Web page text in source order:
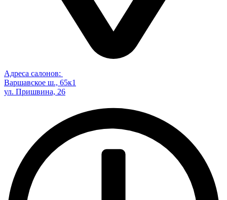
Адреса салонов:
Варшавское ш., 65к1
ул. Пришвина, 26